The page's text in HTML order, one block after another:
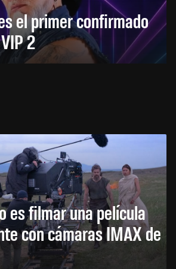
el primer confirmado
2
es filmar una película
con cámaras IMAX de